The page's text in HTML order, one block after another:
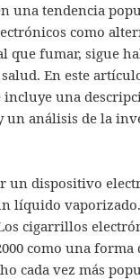
una tendencia
como
que fumar, sigue
En este
incluye una
análisis de la
un dispositivo
líquido
cigarrillos
como una
cada vez más